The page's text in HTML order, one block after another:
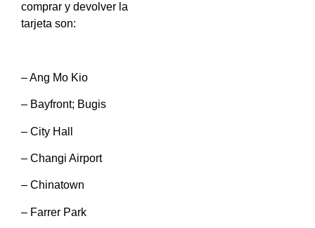
comprar y devolver la
tarjeta son:
– Ang Mo Kio
– Bayfront; Bugis
– City Hall
– Changi Airport
– Chinatown
– Farrer Park